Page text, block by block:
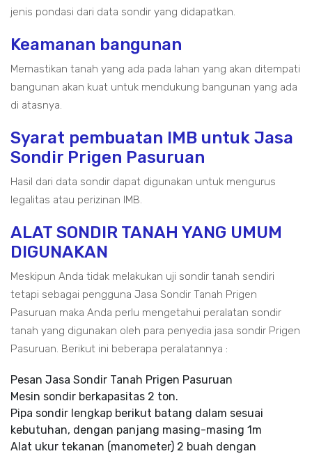
jenis pondasi dari data sondir yang didapatkan.
Keamanan bangunan
Memastikan tanah yang ada pada lahan yang akan ditempati
bangunan akan kuat untuk mendukung bangunan yang ada
di atasnya.
Syarat pembuatan IMB untuk Jasa
Sondir Prigen Pasuruan
Hasil dari data sondir dapat digunakan untuk mengurus
legalitas atau perizinan IMB.
ALAT SONDIR TANAH YANG UMUM
DIGUNAKAN
Meskipun Anda tidak melakukan uji sondir tanah sendiri
tetapi sebagai pengguna Jasa Sondir Tanah Prigen
Pasuruan maka Anda perlu mengetahui peralatan sondir
tanah yang digunakan oleh para penyedia jasa sondir Prigen
Pasuruan. Berikut ini beberapa peralatannya :
Pesan Jasa Sondir Tanah Prigen Pasuruan
Mesin sondir berkapasitas 2 ton.
Pipa sondir lengkap berikut batang dalam sesuai
kebutuhan, dengan panjang masing-masing 1m
Alat ukur tekanan (manometer) 2 buah dengan